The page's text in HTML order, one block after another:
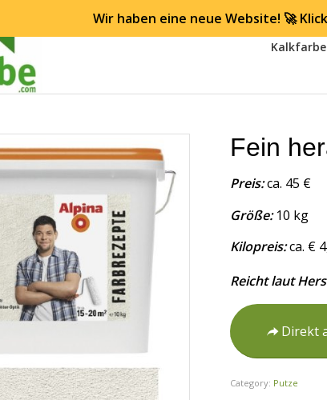
Wir haben eine neue Website! 🚀
Kalkfarbe
Fein
Preis:ca. 45 €
Größe:10 kg
Kilopreis:ca. €
Reicht laut
Direkt
Category: Putze